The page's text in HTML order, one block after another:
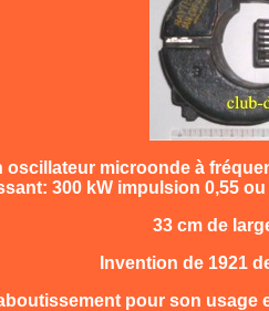
oscillateur microonde à
300 kW impulsion 0,55
33 cm de
Invention de 1921
pour son usage